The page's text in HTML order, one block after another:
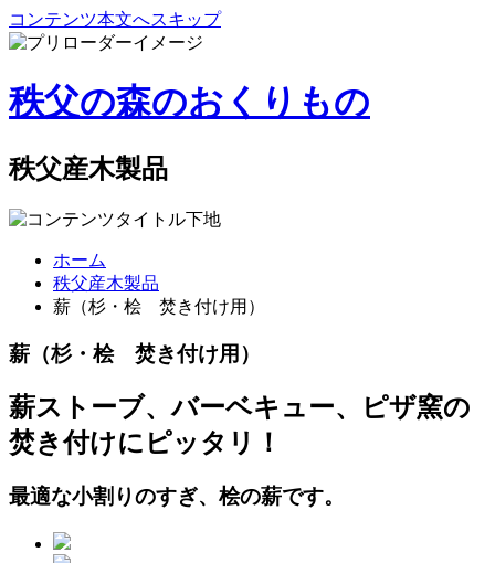
コンテンツ本文へスキップ
秩父の森のおくりもの
秩父産木製品
ホーム
秩父産木製品
薪（杉・桧 焚き付け用）
薪（杉・桧 焚き付け用）
薪ストーブ、バーベキュー、ピザ窯の
焚き付けにピッタリ！
最適な小割りのすぎ、桧の薪です。